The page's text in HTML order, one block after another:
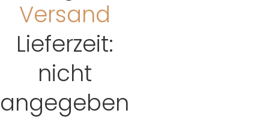
Versand
Lieferzeit:
nicht
angegeben